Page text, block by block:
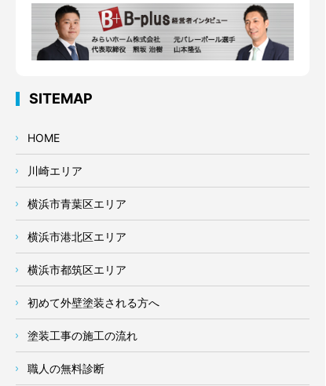
SITEMAP
HOME
川崎エリア
横浜市青葉区エリア
横浜市港北区エリア
横浜市都筑区エリア
初めて外壁塗装される方へ
塗装工事の施工の流れ
職人の無料診断